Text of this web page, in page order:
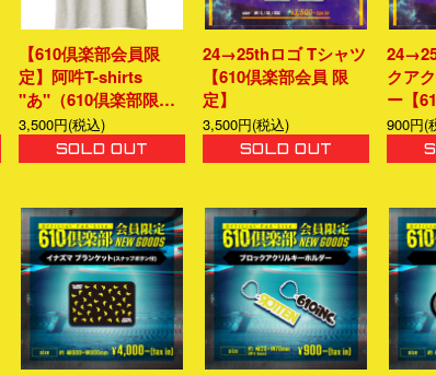
【610倶楽部会員限
定】阿吽T-shirts
"あ"（610倶楽部限…
3,500円(税込)
SOLD OUT
24→25thロゴ Tシャツ
【610倶楽部会員 限
定】
3,500円(税込)
SOLD OUT
クア
ー【
900円(